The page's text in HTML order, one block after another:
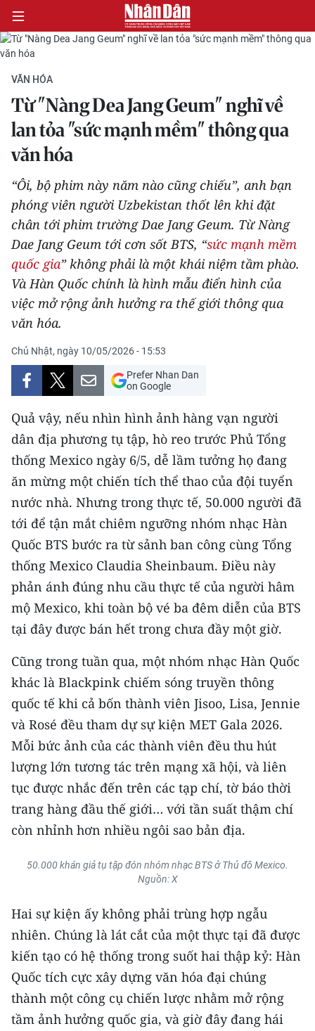
CHÍNH TRỊ
KINH TẾ
VĂN HÓA
XÃ HỘI
PHÁP LUẬT
DU LỊCH
THẾ GIỚI
THỂ THAO
GIÁO DỤC
Y TẾ
KHOA HỌC - CÔNG NGHỆ
MÔI TRƯỜNG
BẠN ĐỌC
KIỂM CHỨNG THÔNG TIN
TRI THỨC CHUYÊN SÂU
54 DÂN TỘC VIỆT NAM
CHƯƠNG TRÌNH OCOP - MỖI XÃ
MỘT SẢN PHẨM
RADIO
MEDIA CENTER
E-Magazine
Video
Media Chính trị
Media Kinh tế
Media Xã hội
Media Pháp luật
Media Du lịch
Media Thế giới
VĂN HÓA
Từ "Nàng Dea Jang Geum" nghĩ về
lan tỏa "sức mạnh mềm" thông qua
văn hóa
“Ôi, bộ phim này năm nào cũng chiếu”, anh bạn
phóng viên người Uzbekistan thốt lên khi đặt
chân tới phim trường Dae Jang Geum. Từ Nàng
Dae Jang Geum tới cơn sốt BTS, “sức mạnh mềm
quốc gia” không phải là một khái niệm tầm phào.
Và Hàn Quốc chính là hình mẫu điển hình của
việc mở rộng ảnh hưởng ra thế giới thông qua
văn hóa.
Chủ Nhật, ngày 10/05/2026 - 15:53
Prefer Nhan Dan
on Google
Quả vậy, nếu nhìn hình ảnh hàng vạn người
dân địa phương tụ tập, hò reo trước Phủ Tổng
thống Mexico ngày 6/5, dễ lầm tưởng họ đang
ăn mừng một chiến tích thể thao của đội tuyển
nước nhà. Nhưng trong thực tế, 50.000 người đã
tới để tận mắt chiêm ngưỡng nhóm nhạc Hàn
Quốc BTS bước ra từ sảnh ban công cùng Tổng
thống Mexico Claudia Sheinbaum. Điều này
phản ánh đúng nhu cầu thực tế của người hâm
mộ Mexico, khi toàn bộ vé ba đêm diễn của BTS
tại đây được bán hết trong chưa đầy một giờ.
Cũng trong tuần qua, một nhóm nhạc Hàn Quốc
khác là Blackpink chiếm sóng truyền thông
quốc tế khi cả bốn thành viên Jisoo, Lisa, Jennie
và Rosé đều tham dự sự kiện MET Gala 2026.
Mỗi bức ảnh của các thành viên đều thu hút
lượng lớn tương tác trên mạng xã hội, và liên
tục được nhắc đến trên các tạp chí, tờ báo thời
trang hàng đầu thế giới… với tần suất thậm chí
còn nhỉnh hơn nhiều ngôi sao bản địa.
50.000 khán giả tụ tập đón nhóm nhạc BTS ở Thủ đô Mexico.
Nguồn: X
Hai sự kiện ấy không phải trùng hợp ngẫu
nhiên. Chúng là lát cắt của một thực tại đã được
kiến tạo có hệ thống trong suốt hai thập kỷ: Hàn
Quốc tích cực xây dựng văn hóa đại chúng
thành một công cụ chiến lược nhằm mở rộng
tầm ảnh hưởng quốc gia, và giờ đây đang hái